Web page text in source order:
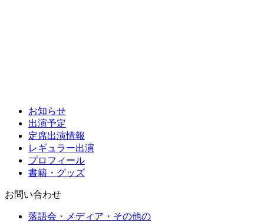
お知らせ
出演予定
定席出演情報
レギュラー出演
プロフィール
書籍・グッズ
お問い合わせ
落語会・メディア・その他の